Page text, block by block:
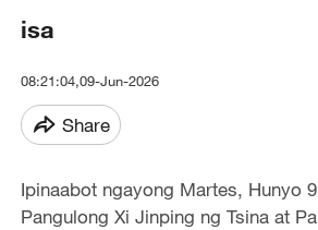
isa
08:21:04,09-Jun-2026
Share
Ipinaabot ngayong Martes, Hunyo
Pangulong Xi Jinping ng Tsina at